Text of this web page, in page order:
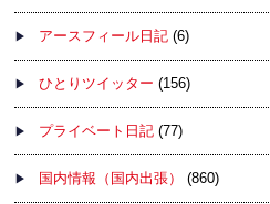
アースフィール日記 (6)
ひとりツイッター (156)
プライベート日記 (77)
国内情報（国内出張） (860)